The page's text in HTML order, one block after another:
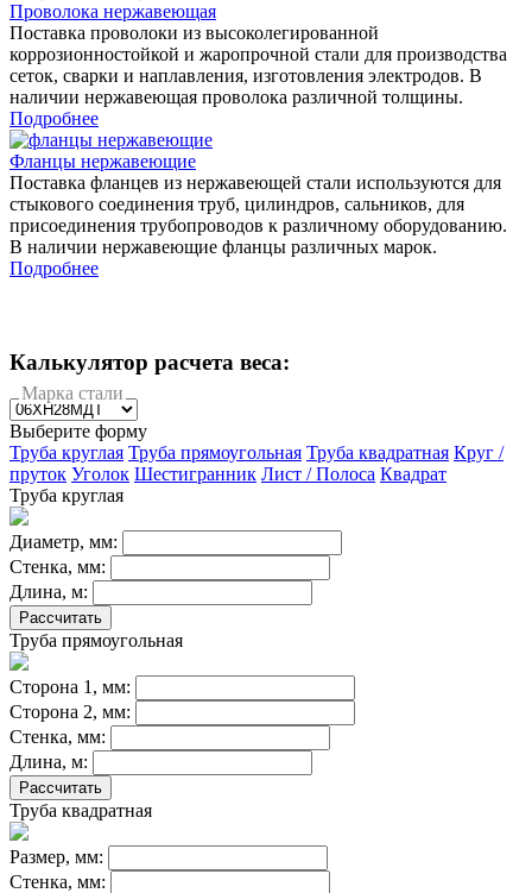
Проволока нержавеющая
Поставка проволоки из высоколегированной
коррозионностойкой и жаропрочной стали для производства
сеток, сварки и наплавления, изготовления электродов. В
наличии нержавеющая проволока различной толщины.
Подробнее
Фланцы нержавеющие
Поставка фланцев из нержавеющей стали используются для
стыкового соединения труб, цилиндров, сальников, для
присоединения трубопроводов к различному оборудованию.
В наличии нержавеющие фланцы различных марок.
Подробнее
Калькулятор расчета веса:
Марка стали
Выберите форму
Труба круглая Труба прямоугольная Труба квадратная Круг /
пруток Уголок Шестигранник Лист / Полоса Квадрат
Труба круглая
Диаметр, мм:
Стенка, мм:
Длина, м:
Рассчитать
Труба прямоугольная
Сторона 1, мм:
Сторона 2, мм:
Стенка, мм:
Длина, м:
Рассчитать
Труба квадратная
Размер, мм:
Стенка, мм: